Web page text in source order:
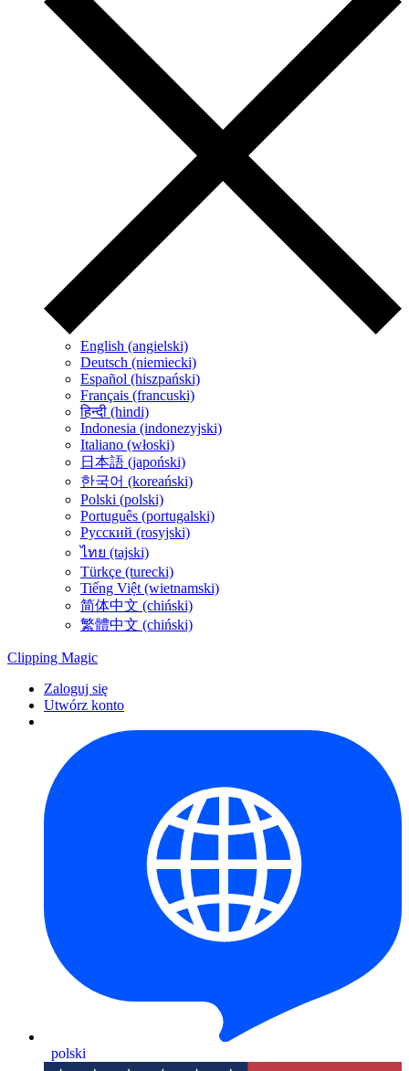
English (angielski)
Deutsch (niemiecki)
Español (hiszpański)
Français (francuski)
हिन्दी (hindi)
Indonesia (indonezyjski)
Italiano (włoski)
日本語 (japoński)
한국어 (koreański)
Polski (polski)
Português (portugalski)
Русский (rosyjski)
ไทย (tajski)
Türkçe (turecki)
Tiếng Việt (wietnamski)
简体中文 (chiński)
繁體中文 (chiński)
Clipping Magic
Zaloguj się
Utwórz konto
polski